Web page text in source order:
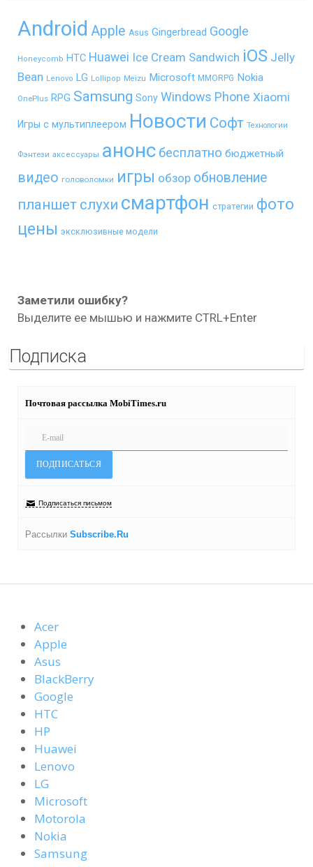
Android Apple Asus Gingerbread Google
Honeycomb HTC Huawei Ice Cream Sandwich iOS Jelly
Bean Lenovo LG Lollipop Meizu Microsoft MMORPG Nokia
OnePlus RPG Samsung Sony Windows Phone Xiaomi
Игры с мультиплеером Новости Софт Технологии
Фэнтези аксессуары анонс бесплатно бюджетный
видео головоломки игры обзор обновление
планшет слухи смартфон стратегии фото
цены эксклюзивные модели
Заметили ошибку?
Выделите ее мышью и нажмите CTRL+Enter
Подписка
Почтовая рассылка MobiTimes.ru
Подписаться письмом
Рассылки Subscribe.Ru
Acer
Apple
Asus
BlackBerry
Google
HTC
HP
Huawei
Lenovo
LG
Microsoft
Motorola
Nokia
Samsung